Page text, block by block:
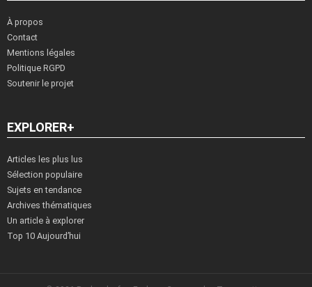
À propos
Contact
Mentions légales
Politique RGPD
Soutenir le projet
EXPLORER+
Articles les plus lus
Sélection populaire
Sujets en tendance
Archives thématiques
Un article à explorer
Top 10 Aujourd’hui